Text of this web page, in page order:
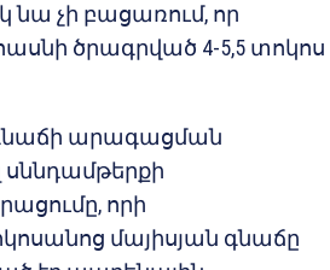
չի բացառում, որ
ծրագրված 4-5,5 տոկոս
արագացման
որի
մայիսյան գնաճը